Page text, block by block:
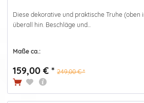
Diese dekorative und praktische Truhe (oben
überall hin. Beschläge und...
Maße ca.:
159,00 € * 249,00 € *